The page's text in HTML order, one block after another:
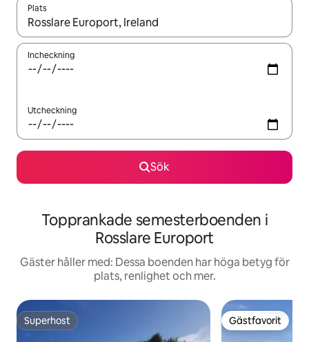
Plats
När resultaten är tillgängliga kan du navigera med upp- och
Incheckning
Utcheckning
Sök
Topprankade semesterboenden i
Rosslare Europort
Gäster håller med: Dessa boenden har höga betyg för
plats, renlighet och mer.
Superhost
Superhost Gästfavorit
Gästfavorit